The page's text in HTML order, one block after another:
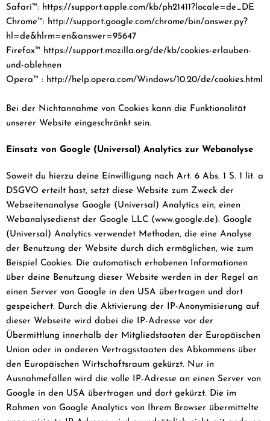
Safari™: https://support.apple.com/kb/ph21411?locale=de_DE
Chrome™: http://support.google.com/chrome/bin/answer.py?
hl=de&hlrm=en&answer=95647
Firefox™ https://support.mozilla.org/de/kb/cookies-erlauben-
und-ablehnen
Opera™ : http://help.opera.com/Windows/10.20/de/cookies.html
Bei der Nichtannahme von Cookies kann die Funktionalität
unserer Website eingeschränkt sein.
Einsatz von Google (Universal) Analytics zur Webanalyse
Soweit du hierzu deine Einwilligung nach Art. 6 Abs. 1 S. 1 lit. a
DSGVO erteilt hast, setzt diese Website zum Zweck der
Webseitenanalyse Google (Universal) Analytics ein, einen
Webanalysedienst der Google LLC (www.google.de). Google
(Universal) Analytics verwendet Methoden, die eine Analyse
der Benutzung der Website durch dich ermöglichen, wie zum
Beispiel Cookies. Die automatisch erhobenen Informationen
über deine Benutzung dieser Website werden in der Regel an
einen Server von Google in den USA übertragen und dort
gespeichert. Durch die Aktivierung der IP-Anonymisierung auf
dieser Webseite wird dabei die IP-Adresse vor der
Übermittlung innerhalb der Mitgliedstaaten der Europäischen
Union oder in anderen Vertragsstaaten des Abkommens über
den Europäischen Wirtschaftsraum gekürzt. Nur in
Ausnahmefällen wird die volle IP-Adresse an einen Server von
Google in den USA übertragen und dort gekürzt. Die im
Rahmen von Google Analytics von Ihrem Browser übermittelte